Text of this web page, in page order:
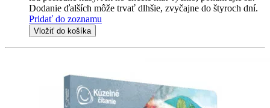
Dodanie ďalších môže trvať dlhšie, zvyčajne do štyroch dní.
Pridať do zoznamu
Vložiť do košíka